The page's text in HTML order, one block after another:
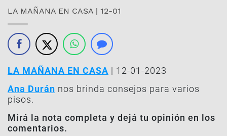
LA MAÑANA EN CASA | 12-01
LA MAÑANA EN CASA | 12-01-2023
Ana Durán nos brinda consejos para varios
pisos.
Mirá la nota completa y dejá tu opinión en los
comentarios.